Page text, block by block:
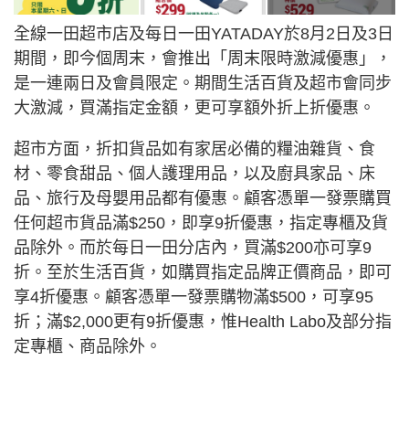
全線一田超市店及每日一田YATADAY於8月2日及3日
期間，即今個周末，會推出「周末限時激減優惠」，
是一連兩日及會員限定。期間生活百貨及超市會同步
大激減，買滿指定金額，更可享額外折上折優惠。
超市方面，折扣貨品如有家居必備的糧油雜貨、食
材、零食甜品、個人護理用品，以及廚具家品、床
品、旅行及母嬰用品都有優惠。顧客憑單一發票購買
任何超市貨品滿$250，即享9折優惠，指定專櫃及貨
品除外。而於每日一田分店內，買滿$200亦可享9
折。至於生活百貨，如購買指定品牌正價商品，即可
享4折優惠。顧客憑單一發票購物滿$500，可享95
折；滿$2,000更有9折優惠，惟Health Labo及部分指
定專櫃、商品除外。